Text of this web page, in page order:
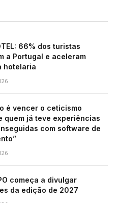
66% dos turistas
a Portugal e aceleram
hotelaria
é vencer o ceticismo
quem já teve experiências
com software de
começa a divulgar
da edição de 2027